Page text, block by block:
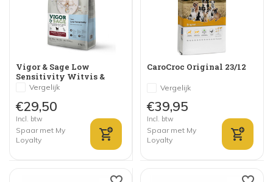
Vigor & Sage Low
Sensitivity Witvis &
YamVergelijk
€29,50
Incl. btw
Spaar met My
Loyalty
CaroCroc Original 23/12
Vergelijk
€39,95
Incl. btw
Spaar met My
Loyalty